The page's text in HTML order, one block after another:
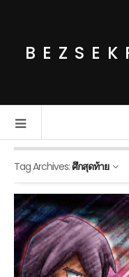
Tag Archives:ศึกสุดท้าย